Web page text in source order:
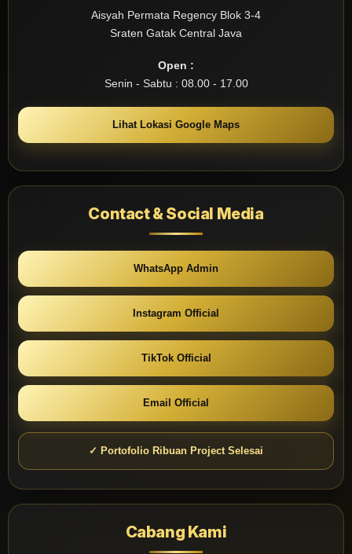
Aisyah Permata Regency Blok 3-4
Sraten Gatak Central Java
Open :
Senin - Sabtu : 08.00 - 17.00
Lihat Lokasi Google Maps
Contact & Social Media
WhatsApp Admin
Instagram Official
TikTok Official
Email Official
✓ Portofolio Ribuan Project Selesai
Cabang Kami